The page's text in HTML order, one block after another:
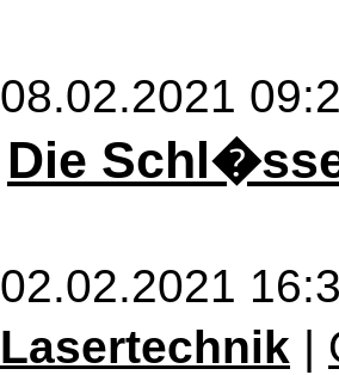
08.02.2021
Die
02.02.2021
Lasertechnik |